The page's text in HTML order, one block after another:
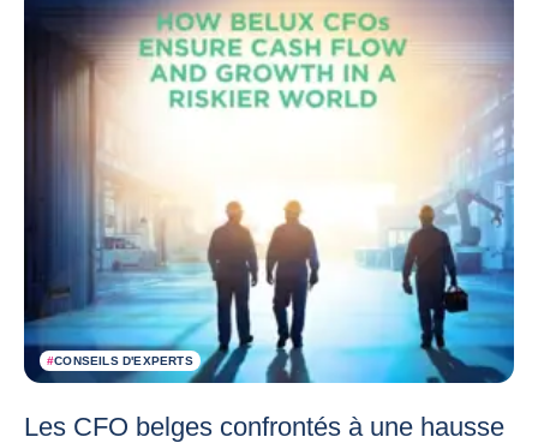
#CONSEILS D'EXPERTS
Les CFO belges confrontés à une hausse